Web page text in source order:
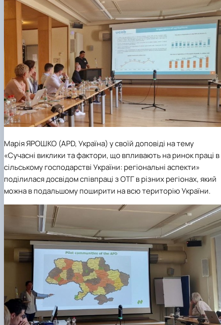
Марія ЯРОШКО (APD, Україна) у своїй доповіді на тему
«Сучасні виклики та фактори, що впливають на ринок праці в
сільському господарстві України: регіональні аспекти»
поділилася досвідом співпраці з ОТГ в різних регіонах, який
можна в подальшому поширити на всю територію України.